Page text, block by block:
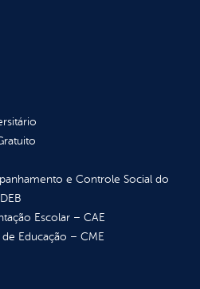
e Controle Social do
Escolar – CAE
Educação – CME